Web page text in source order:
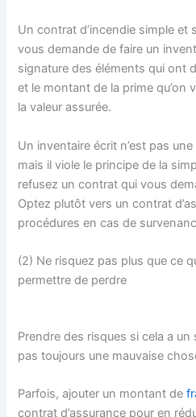
Un contrat d’incendie simple et
vous demande de faire un
signature des éléments qui ont
et le montant de la prime qu’on
la valeur assurée.
Un inventaire écrit n’est pas
mais il viole le principe de la
refusez un contrat qui vous
Optez plutôt vers un contrat
procédures en cas de
(2) Ne risquez pas plus que ce
permettre de perdre
Prendre des risques si cela a un
pas toujours une mauvaise
Parfois, ajouter un montant de
contrat d’assurance pour en